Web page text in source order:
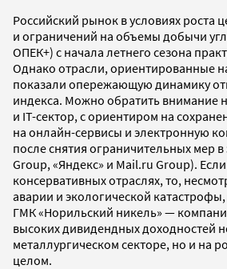
Российский рынок в условиях роста
и ограничений на объемы добычи
ОПЕК+) с начала летнего сезона
Однако отрасли, ориентированные
показали опережающую динамику
индекса. Можно обратить внимание
и IT-сектор, с ориентиром на
на онлайн-сервисы и электронную
после снятия ограничительных мер
Group, «Яндекс» и Mail.ru Group).
консервативных отраслях, то,
аварии и экологической
ГМК «Норильский никель» —
высоких дивидендных доходностей
металлургическом секторе, но и на
целом.